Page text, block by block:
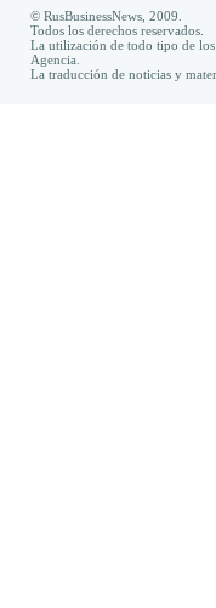
© RusBusinessNews, 2009.
Todos los derechos reservados.
La utilización de todo tipo de los
Agencia.
La traducción de noticias y